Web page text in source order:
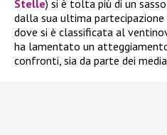
Stelle) si è tolta più di un
dalla sua ultima
dove si è classificata al
ha lamentato un
confronti, sia da parte dei